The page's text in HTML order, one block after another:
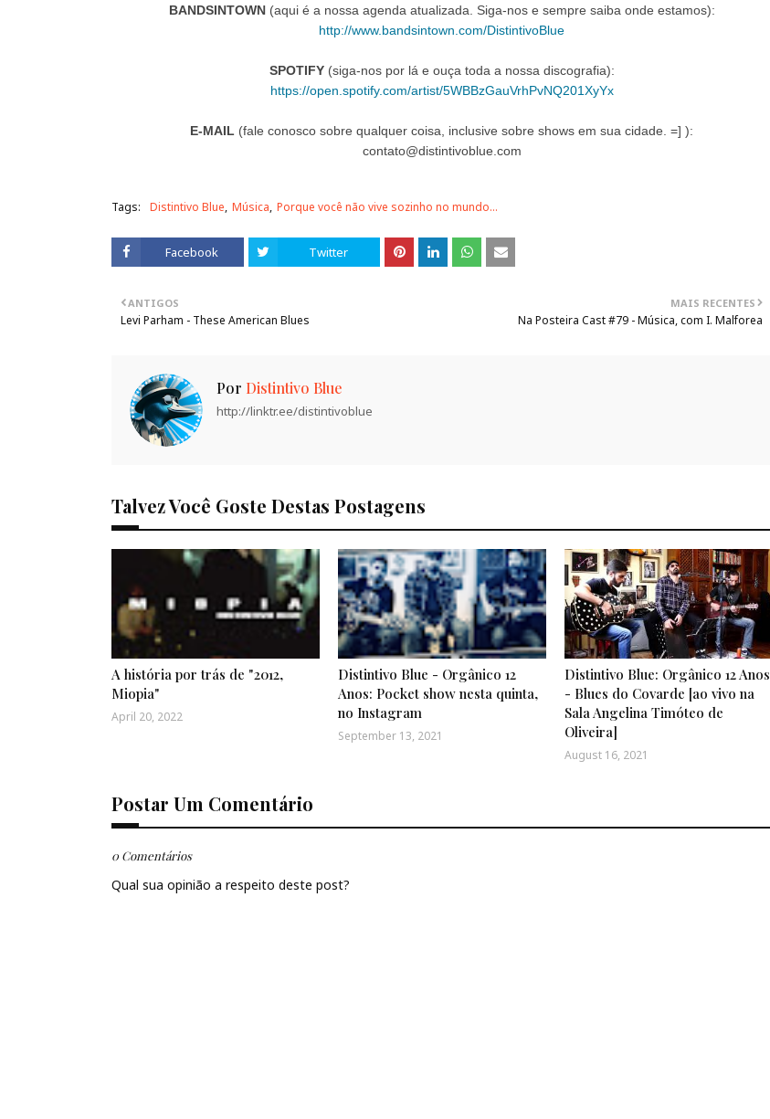
BANDSINTOWN(aqui é a nossa agenda atualizada. Siga-nos e sempre saiba onde estamos):
http://www.bandsintown.com/DistintivoBlue
SPOTIFY(siga-nos por lá e ouça toda a nossa discografia):
https://open.spotify.com/artist/5WBBzGauVrhPvNQ201XyYx
E-MAIL (fale conosco sobre qualquer coisa, inclusive sobre shows em sua cidade. =] ):
contato@distintivoblue.com
Tags: Distintivo Blue Música Porque você não vive sozinho no mundo...
Facebook Twitter
MAIS RECENTES
Na Posteira Cast #79 - Música, com I. Malforea
ANTIGOS
Levi Parham - These American Blues
Por Distintivo Blue
http://linktr.ee/distintivoblue
Talvez Você Goste Destas Postagens
A história por trás de "2012,
Miopia"
April 20, 2022
Distintivo Blue - Orgânico 12
Anos: Pocket show nesta quinta,
no Instagram
September 13, 2021
Distintivo Blue: Orgânico 12 Anos
- Blues do Covarde [ao vivo na
Sala Angelina Timóteo de
Oliveira]
August 16, 2021
Postar Um Comentário
0 Comentários
Qual sua opinião a respeito deste post?